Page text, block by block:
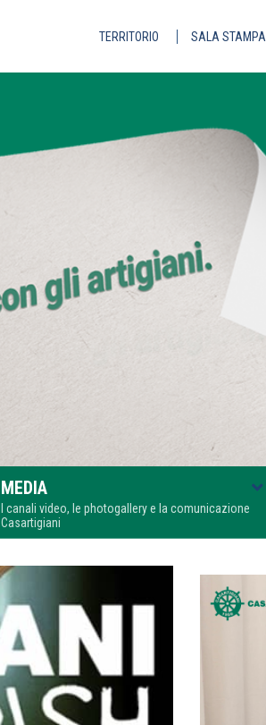
TERRITORIO SALA STAMPA
MEDIA
I canali video, le photogallery e la comunicazione
Casartigiani